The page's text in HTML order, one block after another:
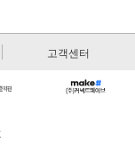
고객센터